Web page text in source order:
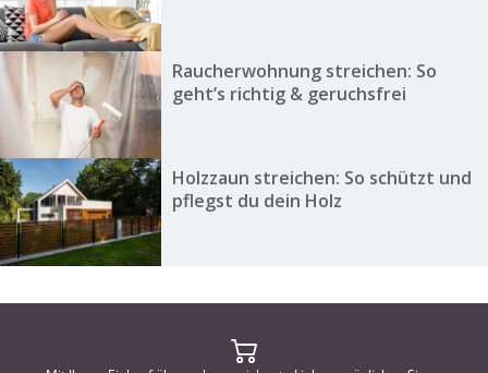
Raucherwohnung streichen: So
geht’s richtig & geruchsfrei
Holzzaun streichen: So schützt und
pflegst du dein Holz